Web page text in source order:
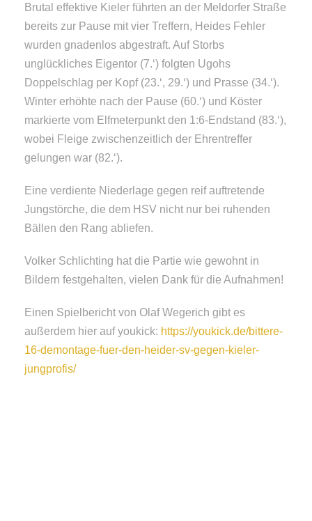
Brutal effektive Kieler führten an der Meldorfer Straße
bereits zur Pause mit vier Treffern, Heides Fehler
wurden gnadenlos abgestraft. Auf Storbs
unglückliches Eigentor (7.‘) folgten Ugohs
Doppelschlag per Kopf (23.‘, 29.‘) und Prasse (34.‘).
Winter erhöhte nach der Pause (60.‘) und Köster
markierte vom Elfmeterpunkt den 1:6-Endstand (83.‘),
wobei Fleige zwischenzeitlich der Ehrentreffer
gelungen war (82.‘).
Eine verdiente Niederlage gegen reif auftretende
Jungstörche, die dem HSV nicht nur bei ruhenden
Bällen den Rang abliefen.
Volker Schlichting hat die Partie wie gewohnt in
Bildern festgehalten, vielen Dank für die Aufnahmen!
Einen Spielbericht von Olaf Wegerich gibt es
außerdem hier auf youkick: https://youkick.de/bittere-
16-demontage-fuer-den-heider-sv-gegen-kieler-
jungprofis/